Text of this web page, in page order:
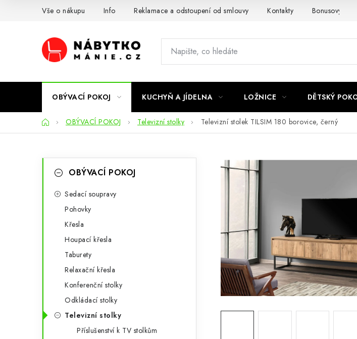
Vše o nákupu Info Reklamace a odstoupení od smlouvy Kontakty Bonusový
OBÝVACÍ POKOJ KUCHYŇ A JÍDELNA LOŽNICE DĚTSKÝ
DomůOBÝVACÍ POKOJ Televizní stolky Televizní stolek TILSIM 180 borovice, černý
í
kategorieOBÝVACÍ POKOJ
Sedací soupravy
Pohovky
Křesla
Houpací křesla
Taburety
Relaxační křesla
Konferenční stolky
Odkládací stolky
Televizní stolky
Příslušenství k TV stolkům